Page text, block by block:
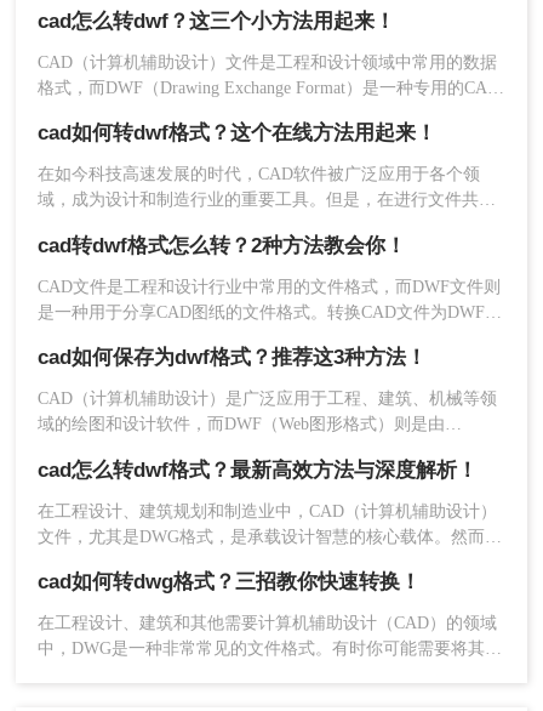
看了。
三、使用第三方软件转换
除了AutoCAD软件自带和在线转换工具的转换功
能，还有许多第三方软件可以用来转换CAD文件到
DWF格式，它们通常具有更多的转换选项和功能。
操作如下：
如果你有大量的文件需要短时间内转换，为了节省
时间，建议你1、下载客户端操作，该软件能够批量
cad怎么转dwf？这三个小方法用起来！
CAD（计算机辅助设计）文件是工程和设计领域中常用的数据
格式，而DWF（Drawing Exchange Format）是一种专用的CAD
格式可以方便地与他人共享设计文件，同时保持较高的文件质
量和安全性。那么cad怎么转dwf呢？本文将介绍三种将CAD文
件转换为DWF格式的方法，帮助您更好地管理和分享设计数
cad如何转dwf格式？这个在线方法用起来！
在如今科技高速发展的时代，CAD软件被广泛应用于各个领
域，成为设计和制造行业的重要工具。但是，在进行文件共享
DWF格式更加适合展示和浏览CAD设计。
cad转dwf格式怎么转？2种方法教会你！
CAD文件是工程和设计行业中常用的文件格式，而DWF文件则
是一种用于分享CAD图纸的文件格式。转换CAD文件为DWF格
将介绍cad转dwf格式怎么转的几种方法，帮助你实现快速转
换。
cad如何保存为dwf格式？推荐这3种方法！
CAD（计算机辅助设计）是广泛应用于工程、建筑、机械等领
域的绘图和设计软件，而DWF（Web图形格式）则是由
计数据。将CAD文件保存为DWF格式，可以方便设计数据的查
看、评审和打印，同时减少文件体积，加快传输速度。那么cad
如何保存为dwf格式呢？以下是几种将CAD文件保存为DWF格
式的方法。
cad怎么转dwf格式？最新高效方法与深度解析！
在工程设计、建筑规划和制造业中，CAD（计算机辅助设计）
文件，尤其是DWG格式，是承载设计智慧的核心载体。然而，
原始的DWG文件存在诸多风险，如数据被随意修改、字体缺
失、版本不兼容等。此时，DWF（Design Web Format）格式便
应运而生，成为解决这些痛点的理想选择。
cad如何转dwg格式？三招教你快速转换！
在工程设计、建筑和其他需要计算机辅助设计（CAD）的领域
中，DWG是一种非常常见的文件格式。有时你可能需要将其他